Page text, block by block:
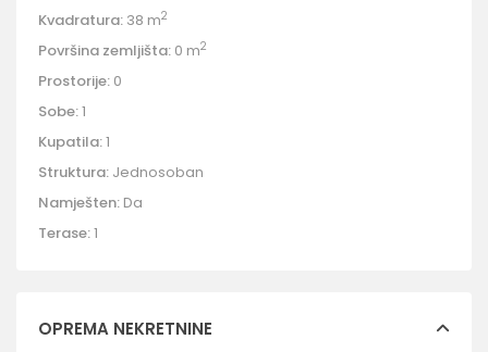
Kvadratura: 38 m2
Površina zemljišta: 0 m2
Prostorije: 0
Sobe:1
Kupatila:1
Struktura: Jednosoban
Namješten: Da
Terase:1
OPREMA NEKRETNINE